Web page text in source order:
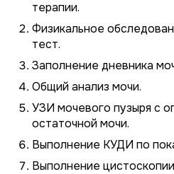
терапии.
Физикальное
тест.
Заполнение дневника
Общий анализ мочи.
УЗИ мочевого пузыря с
остаточной мочи.
Выполнение КУДИ по
Выполнение